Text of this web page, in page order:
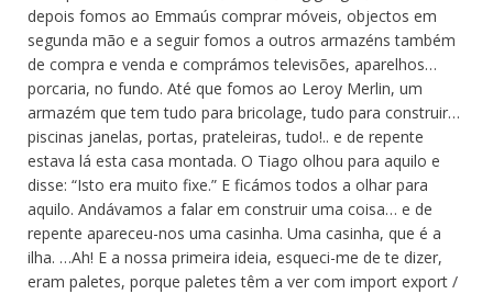
depois fomos ao Emmaús comprar móveis, objectos em
segunda mão e a seguir fomos a outros armazéns também
de compra e venda e comprámos televisões, aparelhos…
porcaria, no fundo. Até que fomos ao Leroy Merlin, um
armazém que tem tudo para bricolage, tudo para construir…
piscinas janelas, portas, prateleiras, tudo!.. e de repente
estava lá esta casa montada. O Tiago olhou para aquilo e
disse: “Isto era muito fixe.” E ficámos todos a olhar para
aquilo. Andávamos a falar em construir uma coisa… e de
repente apareceu-nos uma casinha. Uma casinha, que é a
ilha. …Ah! E a nossa primeira ideia, esqueci-me de te dizer,
eram paletes, porque paletes têm a ver com import export /